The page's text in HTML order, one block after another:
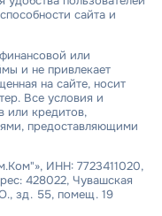
сайта и
или
и не привлекает
на сайте, носит
Все условия и
или кредитов,
предоставляющими
ИНН: 7723411020,
428022, Чувашская
зд. 55, помещ. 19